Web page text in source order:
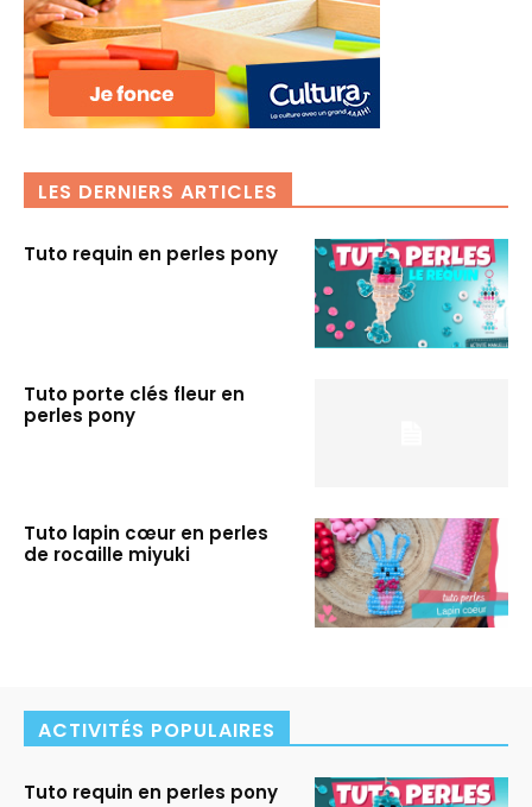
LES DERNIERS ARTICLES
Tuto requin en perles pony
Tuto porte clés fleur en
perles pony
Tuto lapin cœur en perles
de rocaille miyuki
ACTIVITÉS POPULAIRES
Tuto requin en perles pony